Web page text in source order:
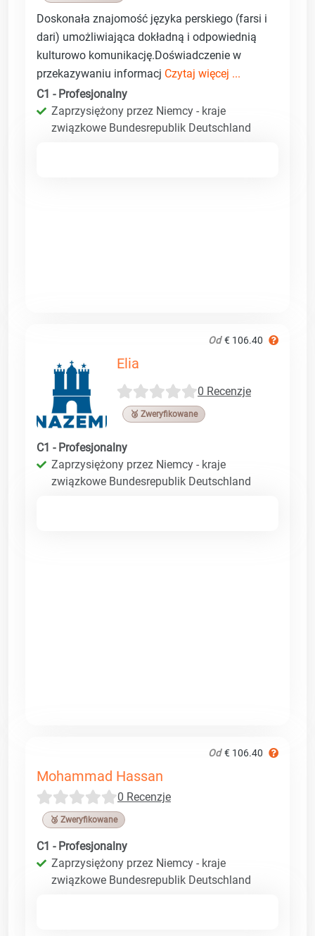
Doskonała znajomość języka perskiego (farsi i
dari) umożliwiająca dokładną i odpowiednią
kulturowo komunikację.Doświadczenie w
przekazywaniu informacj Czytaj więcej ...
C1 - Profesjonalny
Zaprzysiężony przez Niemcy - kraje
związkowe Bundesrepublik Deutschland
Od € 106.40
Elia
0 Recenzje
🥉 Zweryfikowane
C1 - Profesjonalny
Zaprzysiężony przez Niemcy - kraje
związkowe Bundesrepublik Deutschland
Od € 106.40
Mohammad Hassan
0 Recenzje
🥉 Zweryfikowane
C1 - Profesjonalny
Zaprzysiężony przez Niemcy - kraje
związkowe Bundesrepublik Deutschland